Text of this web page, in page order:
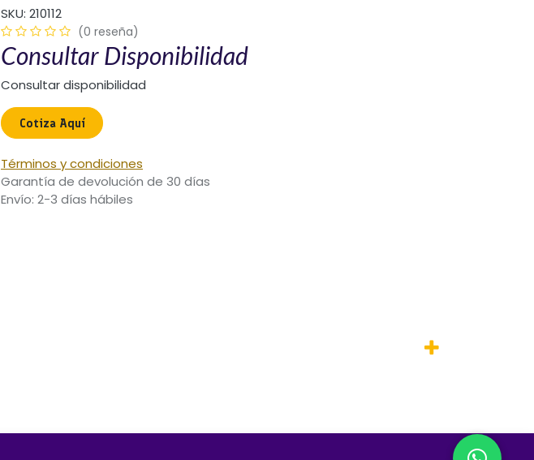
SKU: 210112
(0 reseña)
Consultar Disponibilidad
Consultar disponibilidad
Cotiza Aquí​
Términos y condiciones
Garantía de devolución de 30 días
Envío: 2-3 días hábiles